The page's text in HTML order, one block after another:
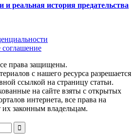
и реальная история предательства
соглашение
права защищены.
с нашего ресурса разрешается
ссылкой на страницу статьи.
на сайте взяты с открытых
интернета, все права на
их законным владельцам.